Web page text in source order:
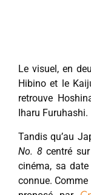
Le visuel, en
Hibino et le
retrouve
Iharu Furuhashi.
Tandis qu’au
No. 8centré
cinéma, sa
connue.